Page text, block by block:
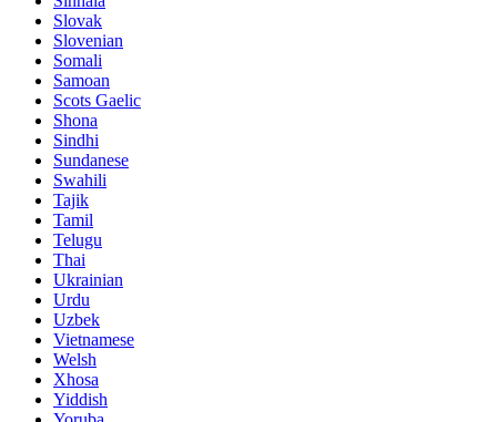
Slovak
Slovenian
Somali
Samoan
Scots Gaelic
Shona
Sindhi
Sundanese
Swahili
Tajik
Tamil
Telugu
Thai
Ukrainian
Urdu
Uzbek
Vietnamese
Welsh
Xhosa
Yiddish